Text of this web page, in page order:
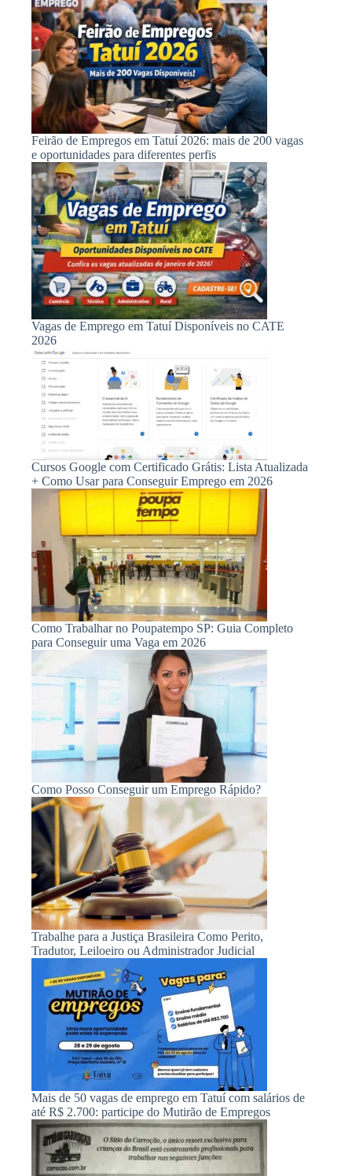
Feirão de Empregos em Tatuí 2026: mais de 200 vagas
e oportunidades para diferentes perfis
Vagas de Emprego em Tatuí Disponíveis no CATE
2026
Cursos Google com Certificado Grátis: Lista Atualizada
+ Como Usar para Conseguir Emprego em 2026
Como Trabalhar no Poupatempo SP: Guia Completo
para Conseguir uma Vaga em 2026
Como Posso Conseguir um Emprego Rápido?
Trabalhe para a Justiça Brasileira Como Perito,
Tradutor, Leiloeiro ou Administrador Judicial
Mais de 50 vagas de emprego em Tatuí com salários de
até R$ 2.700: participe do Mutirão de Empregos